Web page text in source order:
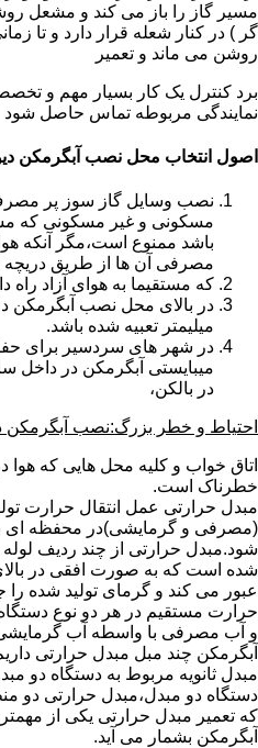
مسیر گاز را باز می کند و مشعل
گر ) در کنار شعله قرار دارد و تا
روشن می ماند و تعمیر
برد کنترل یک کار بسیار مهم و
نمایندگی مربوطه تماس حاصل شود
اصول انتخاب محل نصب آبگرمکن
نصب وسایل گاز سوز پر
باشد ممنوع است،مگر آنکه
مصرفی آن ها از طریق دریچه
که مستقیما به هوای آزاد راه
میلیمتر تعبیه شده باشد.
در شهر های سردسیر برای
میبایستی آبگرمکن در
در بالکن،
احتیاط و خطر بزرگ:نصب
اتاق خواب و کلیه محل هایی که هوا
خطرناک است.
مبدل حرارتی عمل انتقال حرارت
(مصرفی و گرمایشی)در محفظه ای
شود.مبدل حرارتی از چند ردیف
شده است که به صورت افقی در
عبور می کند و گرمای تولید شده را
حرارت مستقیم در هر دو نوع
و آب مصرفی با واسطه آب
آبگرمکن چند مبل مبدل حرارتی
مبدل ثانویه مربوط به دستگاه دو
دستگاه دو مبدل،مبدل حرارتی دو
که تعمیر مبدل حرارتی یکی از
آبگرمکن بشمار می آید.